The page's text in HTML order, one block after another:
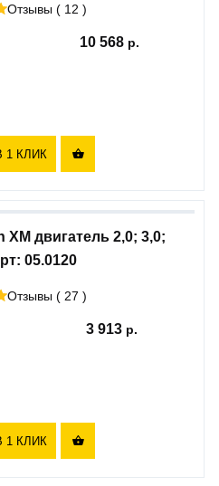
Отзывы ( 12 )
10 568
1 КЛИК 
двигатель 2,0; 3,0;
05.0120
Отзывы ( 27 )
3 913
1 КЛИК 